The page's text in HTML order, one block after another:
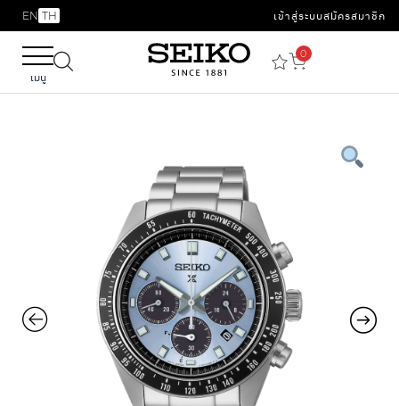
EN TH เข้าสู่ระบบสมัครสมาชิก
เมนู
0